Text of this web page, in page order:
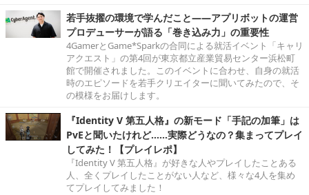
若手抜擢の環境で学んだこと――アプリボットの運営
プロデューサーが語る「巻き込み力」の重要性
4GamerとGame*Sparkの合同による就活イベント「キャリ
アクエスト」の第4回が東京都立産業貿易センター浜松町
館で開催されました。このイベントに合わせ、自身の就活
時のエピソードを若手クリエイターに聞いてみたので、そ
の模様をお届けします。
『Identity V 第五人格』の新モード「手記の加筆」は
PvEと聞いたけれど……実際どうなの？集まってプレイ
してみた！【プレイレポ】
『Identity V 第五人格』が好きな人やプレイしたことある
人、全くプレイしたことがない人など、様々な4人を集め
てプレイしてみました！